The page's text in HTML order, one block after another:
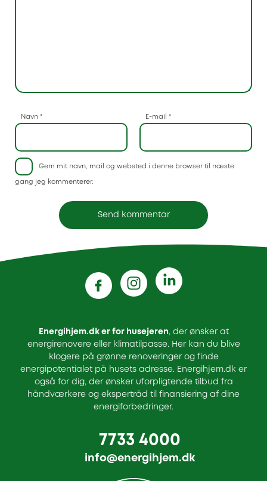
Navn * E-mail *
Gem mit navn, mail og websted i denne browser til næste
gang jeg kommenterer.
Energihjem.dk er for husejeren, der ønsker at
energirenovere eller klimatilpasse. Her kan du blive
klogere på grønne renoveringer og finde
energipotentialet på husets adresse. Energihjem.dk er
også for dig, der ønsker uforpligtende tilbud fra
håndværkere og ekspertråd til finansiering af dine
energiforbedringer.
7733 4000
info@energihjem.dk